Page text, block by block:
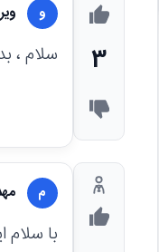
3
و
سلام ،
م
با